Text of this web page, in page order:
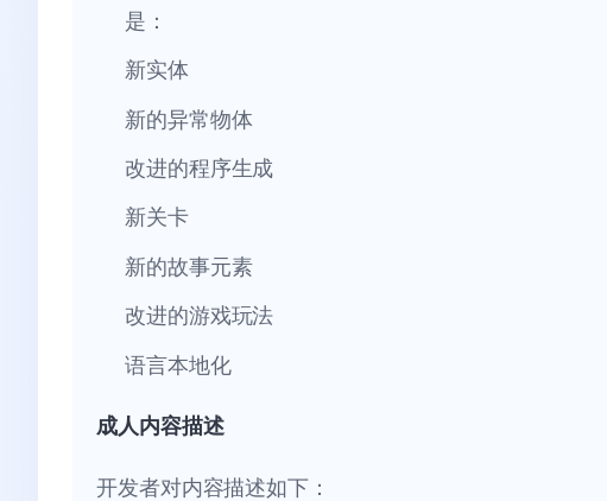
是：
新实体
新的异常物体
改进的程序生成
新关卡
新的故事元素
改进的游戏玩法
语言本地化
成人内容描述
开发者对内容描述如下：